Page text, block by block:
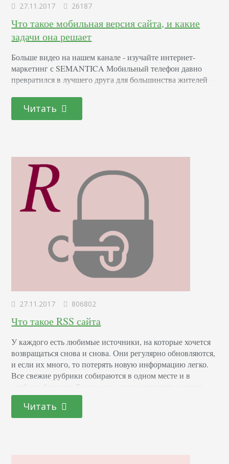
27.11.2017 26187
Что такое мобильная версия сайта, и какие
задачи она решает
Больше видео на нашем канале - изучайте интернет-
маркетинг с SEMANTICA Мобильный телефон давно
превратился в лучшего друга для большинства жителей
полностью переняли на себя роль стационарных
компьютеров и кардинально изменил поведение
рационального использования времени, поэтому мы уже
давно…
Читать
27.11.2017 806802
Что такое RSS сайта
У каждого есть любимые источники, на которые хочется
возвращаться снова и снова. Они регулярно обновляются,
и если их много, то потерять новую информацию легко.
Все свежие рубрики собираются в одном месте и в
удобном формате. Больше не нужно проверять десятки
сайтов, достаточно подписаться на сводку интересных
ресурсов и быть на волне. Новости отмечаются как
прочитанные, если не установить иную отметку.…
Читать